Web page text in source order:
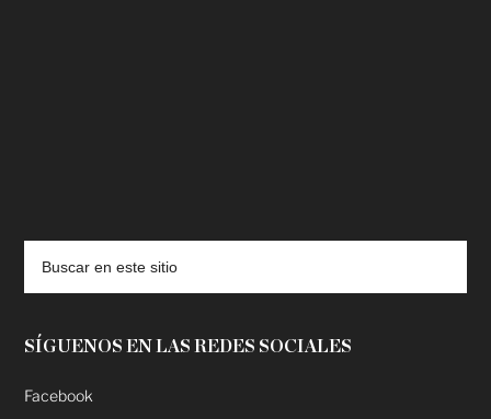
SÍGUENOS EN LAS REDES SOCIALES
Facebook